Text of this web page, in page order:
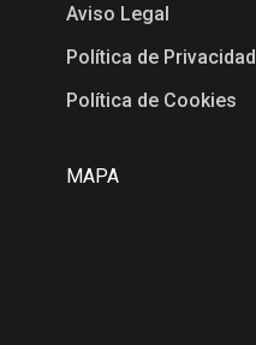
Aviso Legal
Política de Privacidad
Política de Cookies
MAPA